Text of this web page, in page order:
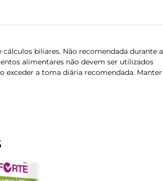
biliares. Não recomendada durante a
alimentares não devem ser utilizados
a toma diária recomendada. Manter